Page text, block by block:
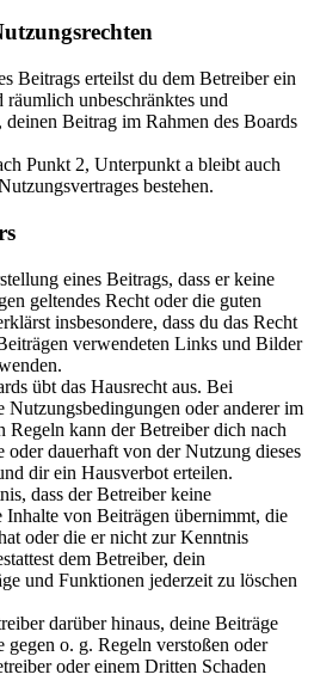
Beitrags erteilst du dem Betreiber ein
unbeschränktes und
deinen Beitrag im Rahmen des Boards
Punkt 2, Unterpunkt a bleibt auch
bestehen.
eines Beitrags, dass er keine
geltendes Recht oder die guten
insbesondere, dass du das Recht
verwendeten Links und Bilder
übt das Hausrecht aus. Bei
Nutzungsbedingungen oder anderer im
Regeln kann der Betreiber dich nach
oder dauerhaft von der Nutzung dieses
dir ein Hausverbot erteilen.
dass der Betreiber keine
von Beiträgen übernimmt, die
oder die er nicht zur Kenntnis
dem Betreiber, dein
und Funktionen jederzeit zu löschen
darüber hinaus, deine Beiträge
gegen o. g. Regeln verstoßen oder
oder einem Dritten Schaden